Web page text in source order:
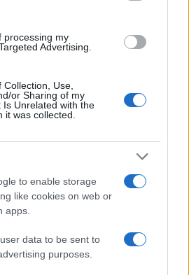
processing my
Advertising.
Use,
or Sharing of my
Is Unrelated with the
it was collected.
to enable storage
like cookies on web or
apps.
data to be sent to
purposes.
le critiche ricevute
di Monopoli: “Sul
donne del Pd di Monopoli,
non riconosco il